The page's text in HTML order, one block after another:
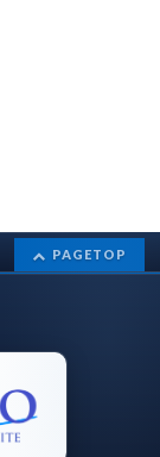
PAGETOP